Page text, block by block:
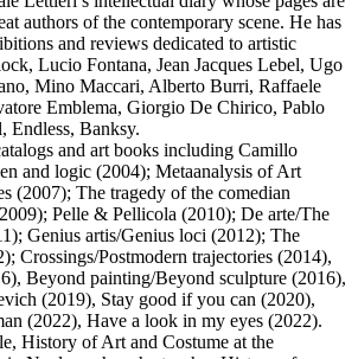
authors of the contemporary scene. He has
and reviews dedicated to artistic
Lucio Fontana, Jean Jacques Lebel, Ugo
Mino Maccari, Alberto Burri, Raffaele
Emblema, Giorgio De Chirico, Pablo
Endless, Banksy.
and art books including Camillo
and logic (2004); Metaanalysis of Art
(2007); The tragedy of the comedian
Pelle & Pellicola (2010); De arte/The
Genius artis/Genius loci (2012); The
Crossings/Postmodern trajectories (2014),
Beyond painting/Beyond sculpture (2016),
(2019), Stay good if you can (2020),
(2022), Have a look in my eyes (2022).
History of Art and Costume at the